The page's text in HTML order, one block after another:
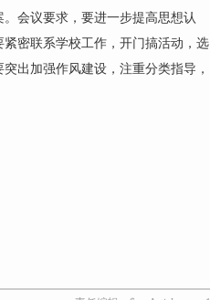
会议要求，要进一步提高思想认
密联系学校工作，开门搞活动，选
出加强作风建设，注重分类指导，